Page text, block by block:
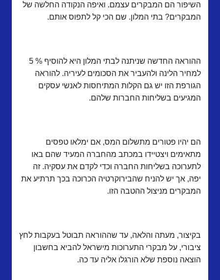
השיפור הם המבקרים עצמם. ואיפה הנקודה החלשה של
המבקרים? בתי המלון. שם הכי קל לתפוס אותם.
ההוראה החדשה שניתנה לבתי המלון היא להוסיף % 5
למחיר הלינה ולהעביר את הסכומים לעיריה. להוראה
הגורפת הזו יש גם הקלות המתיחסות לאנשי עסקים
המגיעים בשליחות החברות שלהם.
הם יהיו פטורים מתשלום המס, אם ימלאו טפסים
מתאימים ויצטיידו במכתב מהחברה המעיד שהם באו
לתערוכה בשליחות החברה וכדי לקדם את עסקיה. זה
יפה, אך יש להניח שהבירוקרטיה הכרוכה בכך תרתיע את
המבקרים מניצול ההטבה הזו.
בקיצור, מעתה והלאה, עד שההוראה תבוטל בעקבות לחץ
ציבורי, על מבקרי התערוכות מישראל להביא בחשבון
הוצאה נוספת שלא הורגלו אליה עד כה.